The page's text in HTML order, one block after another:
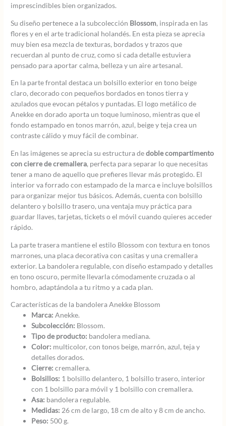
imprescindibles bien organizados.
Su diseño pertenece a la subcolección Blossom, inspirada en las
flores y en el arte tradicional holandés. En esta pieza se aprecia
muy bien esa mezcla de texturas, bordados y trazos que
recuerdan al punto de cruz, como si cada detalle estuviera
pensado para aportar calma, belleza y un aire artesanal.
En la parte frontal destaca un bolsillo exterior en tono beige
claro, decorado con pequeños bordados en tonos tierra y
azulados que evocan pétalos y puntadas. El logo metálico de
Anekke en dorado aporta un toque luminoso, mientras que el
fondo estampado en tonos marrón, azul, beige y teja crea un
contraste cálido y muy fácil de combinar.
En las imágenes se aprecia su estructura dedoble compartimento
con cierre de cremallera, perfecta para separar lo que necesitas
tener a mano de aquello que prefieres llevar más protegido. El
interior va forrado con estampado de la marca e incluye bolsillos
para organizar mejor tus básicos. Además, cuenta con bolsillo
delantero y bolsillo trasero, una ventaja muy práctica para
guardar llaves, tarjetas, tickets o el móvil cuando quieres acceder
rápido.
La parte trasera mantiene el estilo Blossom con textura en tonos
marrones, una placa decorativa con casitas y una cremallera
exterior. La bandolera regulable, con diseño estampado y detalles
en tono oscuro, permite llevarla cómodamente cruzada o al
hombro, adaptándola a tu ritmo y a cada plan.
Características de la bandolera Anekke Blossom
Marca: Anekke.
Subcolección: Blossom.
Tipo de producto: bandolera mediana.
Color: multicolor, con tonos beige, marrón, azul, teja y
detalles dorados.
Cierre: cremallera.
Bolsillos: 1 bolsillo delantero, 1 bolsillo trasero, interior
con 1 bolsillo para móvil y 1 bolsillo con cremallera.
Asa: bandolera regulable.
Medidas: 26 cm de largo, 18 cm de alto y 8 cm de ancho.
Peso: 500 g.